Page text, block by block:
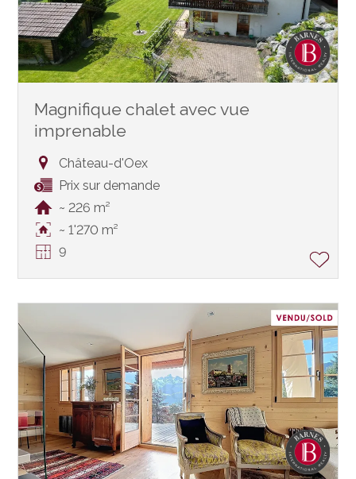
Magnifique chalet avec vue
imprenable
Château-d'Oex
Prix sur demande
~ 226 m²
~ 1'270 m²
9